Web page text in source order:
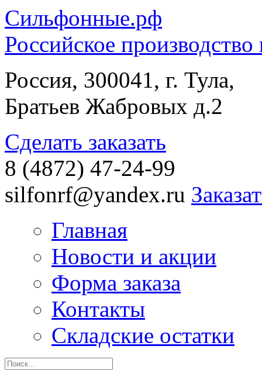
Сильфонные.рф
Российское
Россия, 300041, г. Тула,
Братьев Жабровых д.2
Сделать заказать
8 (4872) 47-24-99
silfonrf@yandex.ru
Главная
Новости и акции
Форма заказа
Контакты
Складские остатки